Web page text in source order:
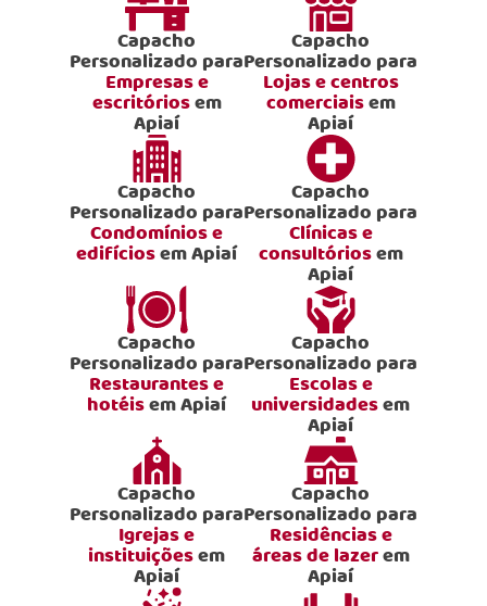
Capacho
Personalizado para
Empresas e
escritóriosem
Apiaí
Capacho
Personalizado para
Lojas e centros
comerciaisem
Apiaí
Capacho
Personalizado para
Condomínios e
edifíciosem Apiaí
Capacho
Personalizado para
Clínicas e
consultóriosem
Apiaí
Capacho
Personalizado para
Restaurantes e
hotéisem Apiaí
Capacho
Personalizado para
Escolas e
universidadesem
Apiaí
Capacho
Personalizado para
Igrejas e
instituiçõesem
Apiaí
Capacho
Personalizado para
Residências e
áreas de lazerem
Apiaí